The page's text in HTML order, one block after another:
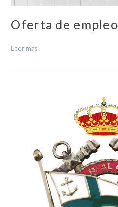
Oferta de empleo
Leer más